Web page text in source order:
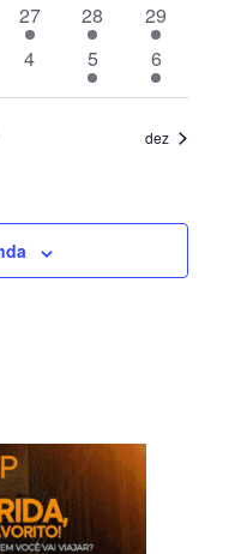
Eventos
1
evento
27
1
evento
28
4
eventos
29
0
eventos
4
2
eventos
5
2
eventos
6
dez